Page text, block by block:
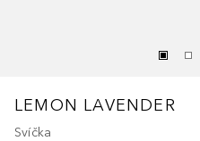
LEMON LAVENDER
Svíčka